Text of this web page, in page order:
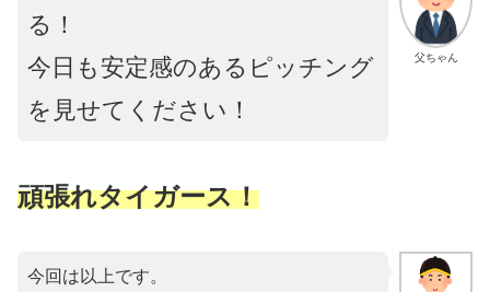
父ちゃん
る！
今日も安定感のあるピッチング
を見せてください！
頑張れタイガース！
今回は以上です。